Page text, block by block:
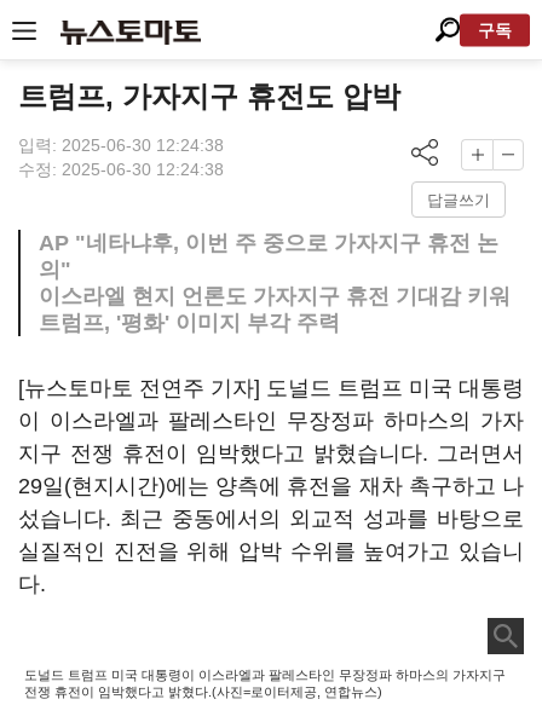
구독
트럼프, 가자지구 휴전도 압박
입력: 2025-06-30 12:24:38
수정: 2025-06-30 12:24:38
답글쓰기
AP "네타냐후, 이번 주 중으로 가자지구 휴전 논
의"
이스라엘 현지 언론도 가자지구 휴전 기대감 키워
트럼프, '평화' 이미지 부각 주력
[뉴스토마토 전연주 기자] 도널드 트럼프 미국 대통령
이 이스라엘과 팔레스타인 무장정파 하마스의 가자
지구 전쟁 휴전이 임박했다고 밝혔습니다. 그러면서
29일(현지시간)에는 양측에 휴전을 재차 촉구하고 나
섰습니다. 최근 중동에서의 외교적 성과를 바탕으로
실질적인 진전을 위해 압박 수위를 높여가고 있습니
다.
도널드 트럼프 미국 대통령이 이스라엘과 팔레스타인 무장정파 하마스의 가자지구
전쟁 휴전이 임박했다고 밝혔다.(사진=로이터제공, 연합뉴스)